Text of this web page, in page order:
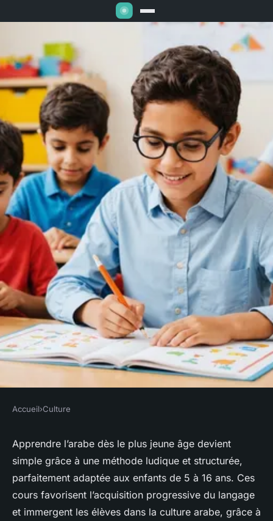
Cours d'arabe enfant : une
méthode efficace et
engageante
Alya•14 septembre 2025•4 min de lecture
Accueil›Culture
Apprendre l’arabe dès le plus jeune âge devient
simple grâce à une méthode ludique et structurée,
parfaitement adaptée aux enfants de 5 à 16 ans. Ces
cours favorisent l’acquisition progressive du langage
et immergent les élèves dans la culture arabe, grâce à